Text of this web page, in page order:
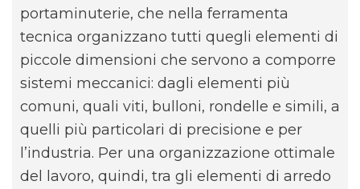
portaminuterie, che nella ferramenta
tecnica organizzano tutti quegli elementi di
piccole dimensioni che servono a comporre
sistemi meccanici: dagli elementi più
comuni, quali viti, bulloni, rondelle e simili, a
quelli più particolari di precisione e per
l’industria. Per una organizzazione ottimale
del lavoro, quindi, tra gli elementi di arredo